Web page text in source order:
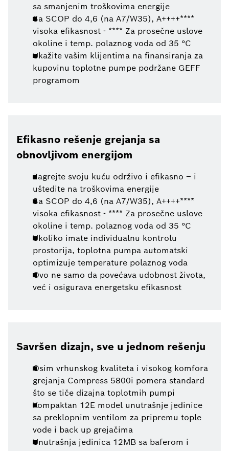
sa smanjenim troškovima energije
Sa SCOP do 4,6 (na A7/W35), A++++****
visoka efikasnost - **** Za prosečne uslove
okoline i temp. polaznog voda od 35 °C
Ukažite vašim klijentima na finansiranja za
kupovinu toplotne pumpe podržane GEFF
programom
Efikasno rešenje grejanja sa
obnovljivom energijom
Zagrejte svoju kuću održivo i efikasno – i
uštedite na troškovima energije
Sa SCOP do 4,6 (na A7/W35), A++++****
visoka efikasnost - **** Za prosečne uslove
okoline i temp. polaznog voda od 35 °C
Ukoliko imate individualnu kontrolu
prostorija, toplotna pumpa automatski
optimizuje temperature polaznog voda
Ovo ne samo da povećava udobnost života,
već i osigurava energetsku efikasnost
Savršen dizajn, sve u jednom rešenju
Osim vrhunskog kvaliteta i visokog komfora
grejanja Compress 5800i pomera standard
što se tiče dizajna toplotmih pumpi
Kompaktan 12E model unutrašnje jedinice
sa preklopnim ventilom za pripremu tople
vode i back up grejačima
Unutrašnja jedinica 12MB sa baferom i